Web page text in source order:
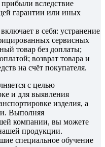
вследствие
гарантии или иных
в себя: устранение
сервисных
товар без доплаты;
возврат товара и
на счёт покупателя.
с целью
и для выявления
изделия, а
Выполняя
компании, вы можете
продукции.
специальное обучение